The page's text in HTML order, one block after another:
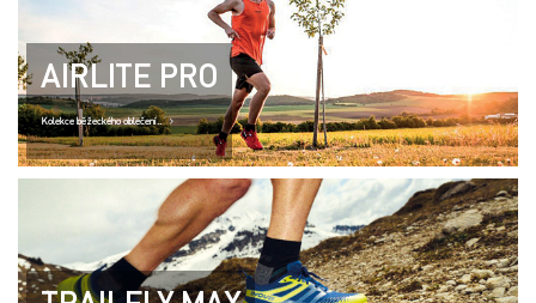
AIRLITE PRO
Kolekce běžeckého oblečení..